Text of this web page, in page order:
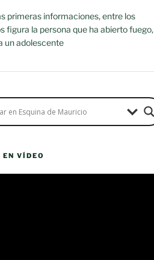
primeras informaciones, entre los
figura la persona que ha abierto fuego,
un adolescente
VÍDEO